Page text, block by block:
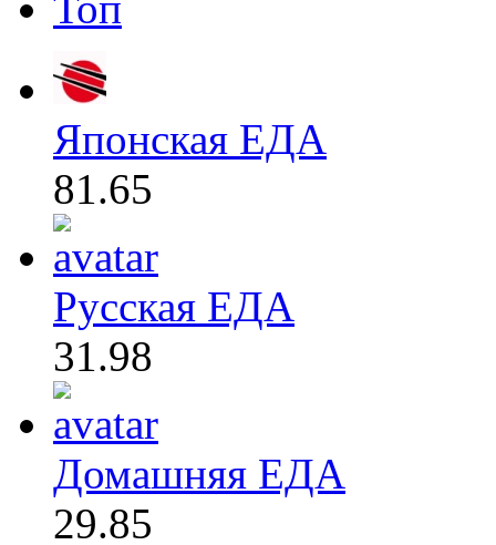
Японская ЕДА
81.65
Русская ЕДА
31.98
Домашняя ЕДА
29.85